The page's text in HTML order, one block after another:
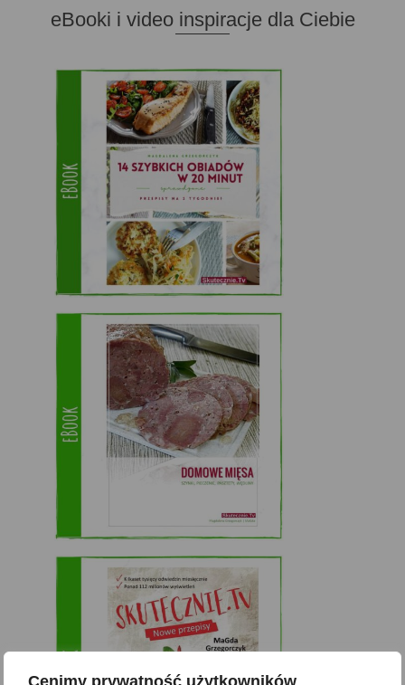
Cenimy prywatność użytkowników
eBooki i video inspiracje dla Ciebie